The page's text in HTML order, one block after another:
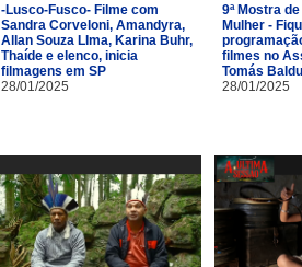
-Lusco-Fusco- Filme com
Sandra Corveloni, Amandyra,
Allan Souza LIma, Karina Buhr,
Thaíde e elenco, inicia
filmagens em SP
28/01/2025
9ª Mostra
Mulher -
filmes no
Tomás
28/01/2025